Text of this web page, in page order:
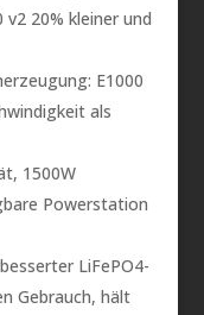
20% kleiner und
E1000
als
1500W
Powerstation
LiFePO4-
Gebrauch, hält